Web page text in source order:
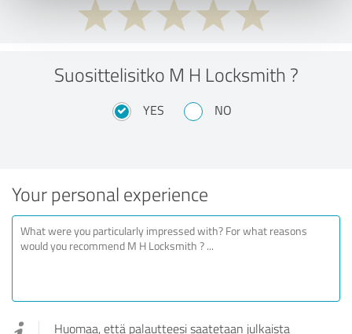
Suosittelisitko M H Locksmith ?
YES NO
Your personal experience
Huomaa, että palautteesi saatetaan julkaista